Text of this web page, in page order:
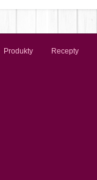
Produkty Recepty